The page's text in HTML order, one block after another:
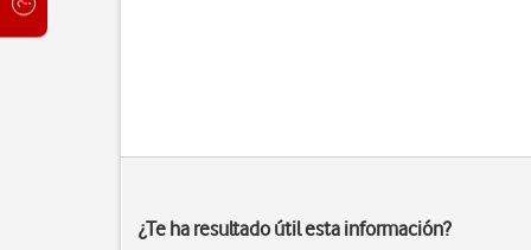
¿Te ha resultado útil esta información?